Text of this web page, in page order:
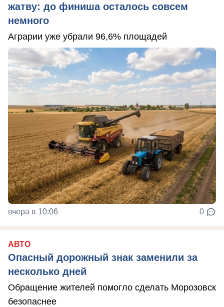
жатву: до финиша осталось совсем
немного
Аграрии уже убрали 96,6% площадей
вчера в 10:06 0
АВТО
Опасный дорожный знак заменили за
несколько дней
Обращение жителей помогло сделать Морозовск
безопаснее